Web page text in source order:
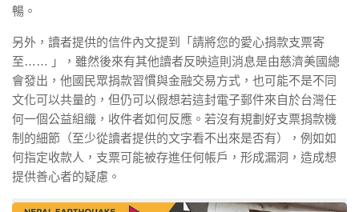
暢。
另外，讀者提供的信件內文提到「請將您的愛心捐款支票寄
至…… 」，雖然後來有其他讀者反映這則消息是由慈濟美國總
會發出，他國民眾捐款習慣與金融交易方式，也可能不是不同
文化可以共量的，但仍可以假想若這封電子郵件來自於台灣任
何一個公益組織，收件者如何反應。若沒有規劃好支票捐款機
制的細節（至少從讀者提供的文字看不出來是否有），例如如
何指定收款人，支票可能被存進任何帳戶，形成漏洞，造成想
提供善心者的疑慮。